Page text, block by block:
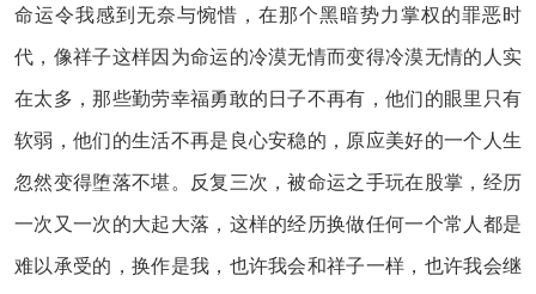
命运令我感到无奈与惋惜，在那个黑暗势力掌权的罪恶时
代，像祥子这样因为命运的冷漠无情而变得冷漠无情的人实
在太多，那些勤劳幸福勇敢的日子不再有，他们的眼里只有
软弱，他们的生活不再是良心安稳的，原应美好的一个人生
忽然变得堕落不堪。反复三次，被命运之手玩在股掌，经历
一次又一次的大起大落，这样的经历换做任何一个常人都是
难以承受的，换作是我，也许我会和祥子一样，也许我会继